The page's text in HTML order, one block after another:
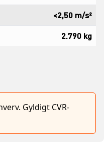
<2,50 m/s²
2.790 kg
Gyldigt CVR-